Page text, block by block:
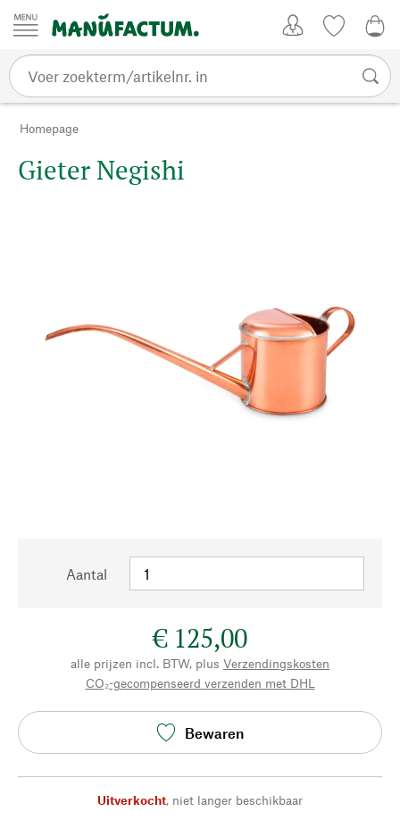
Passer au contenu
Homepage
Gieter Negishi
Aantal
€ 125,00
alle prijzen incl. BTW, plus Verzendingskosten
CO₂-gecompenseerd verzenden met DHL
Bewaren
Uitverkocht, niet langer beschikbaar